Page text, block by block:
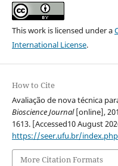
This work is licensed under a
International License.
How to Cite
Avaliação de nova técnica
Bioscience Journal[online],
1613. [Accessed10 August
https://seer.ufu.br/
More Citation Formats